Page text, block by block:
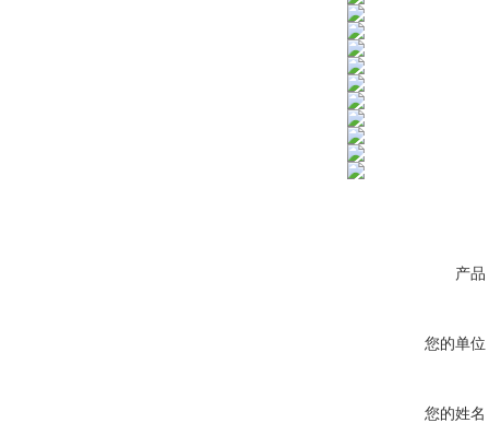
产品
您的单位
您的姓名